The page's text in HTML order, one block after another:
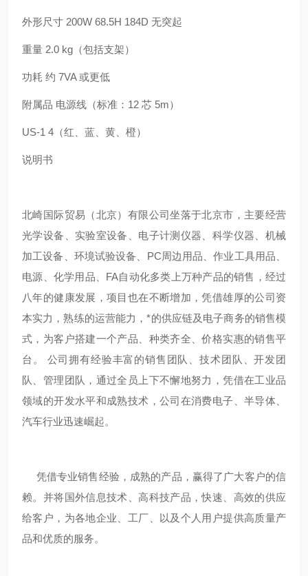
外形尺寸 200W 68.5H 184D 无突起
重量 2.0 kg（包括支架）
功耗 约 7VA 或更低
附属品 电源线（标准：12 芯 5m）
US-1 4（红、蓝、黄、橙）
说明书
北崎国际贸易（北京）有限公司坐落于北京市，主要经营
光学设备、实验室设备、电子计测仪器、科学仪器、机械
加工设备、环境试验设备、PC周边用品、作业工具用品、
电源、化学用品、FA自动化多类上万种产品的销售，经过
八年的健康发展，项目也在不断增加，凭借雄厚的公司资
本实力，熟练的运营能力，*的供应链及电子商务的销售模
式，为客户搭建一个产品、种类齐全、价格实惠的销售平
台。 公司拥有经验丰富的销售团队、技术团队、开发团
队、管理团队，通过全员上下不懈地努力，凭借在工业品
领域的开发水平和成熟技术，公司在消费电子、半导体、
汽车行业迅速崛起。
凭借专业销售经验，成熟的产品，赢得了广大客户的信
赖。并将国外信息技术、高科技产品，快速、高效的供应
给客户，为各地企业、工厂、以及个人用户提供高质量产
品和优质的服务。